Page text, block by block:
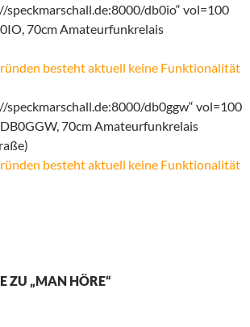
db0io“ vol=100
70cm Amateurfunkrelais
besteht aktuell keine Funktionalität
db0ggw“ vol=100
70cm Amateurfunkrelais
besteht aktuell keine Funktionalität
ZU „MAN HÖRE“